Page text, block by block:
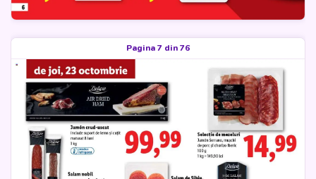
Pagina 7 din 76